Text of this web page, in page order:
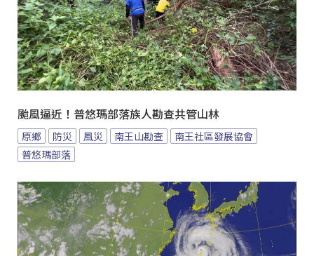
颱風逼近！普悠瑪部落族人勘查共管山林
原鄉 防災 風災 南王山勘查
南王社區發展協會
普悠瑪部落